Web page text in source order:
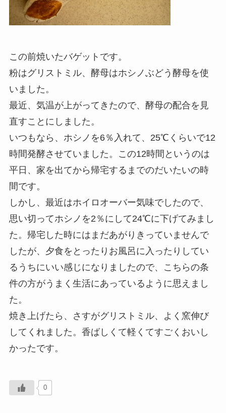
この前焼いたバゲットです。
粉はグリストミル、酵母はホシノぶどう酵母を使
いました。
最近、気温が上がってきたので、酵母の配合を見
直すことにしました。
いつもなら、ホシノを6％入れて、25℃くらいで12
時間発酵させていました。この12時間というのは
平日、家を出てから帰宅するまでのだいたいの時
間です。
しかし、最近はホイロオーバー気味でしたので、
思い切ってホシノを2％にして24℃に下げてみまし
た。帰宅した時にはまだあがりきっていませんで
したが、夕食をとったりお風呂に入ったりしてい
るうちにいい感じになりましたので、こちらの条
件の方がうまく生活にあっているように思えまし
た。
焼き上げたら、さすがグリストミル、よく窯伸び
してくれました。香ばしくて軽くてすごくおいし
かったです。
0